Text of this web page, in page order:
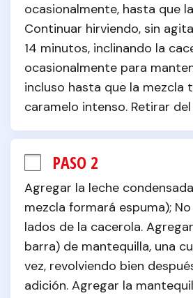
ocasionalmente, hasta que
Continuar hirviendo, sin
14 minutos, inclinando la
ocasionalmente para
incluso hasta que la mezcla
caramelo intenso. Retirar
PASO 2
Agregar la leche
mezcla formará espuma);
lados de la cacerola.
barra) de mantequilla, una
vez, revolviendo bien
adición. Agregar la